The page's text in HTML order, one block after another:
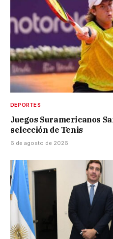
DEPORTES
Juegos Suramericanos
selección de Tenis
6 de agosto de 2026